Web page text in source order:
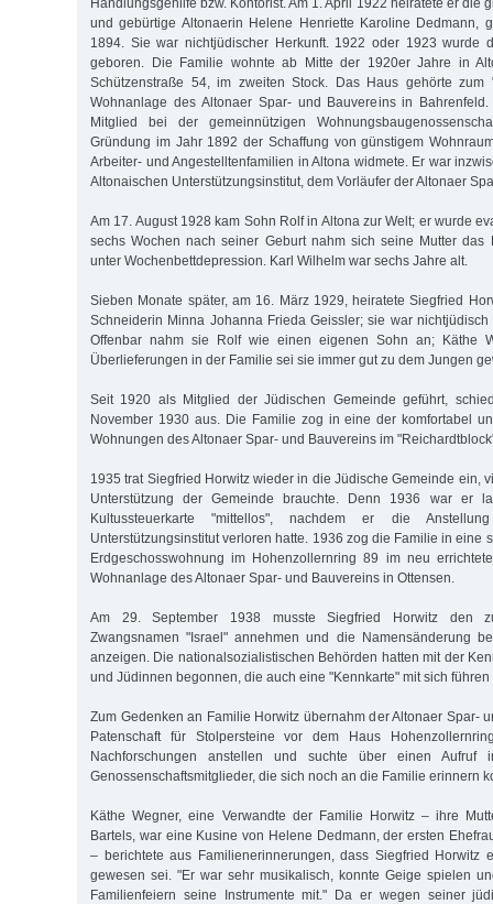
und gebürtige Altonaerin Helene Henriette Karoline Dedmann,
1894. Sie war nichtjüdischer Herkunft. 1922 oder 1923 wurde
geboren. Die Familie wohnte ab Mitte der 1920er Jahre in
Schützenstraße 54, im zweiten Stock. Das Haus gehörte zum
Wohnanlage des Altonaer Spar- und Bauvereins in
Mitglied bei der gemeinnützigen
Gründung im Jahr 1892 der Schaffung von günstigem
Arbeiter- und Angestelltenfamilien in Altona widmete. Er war
Altonaischen Unterstützungsinstitut, dem Vorläufer der Altonaer
Am 17. August 1928 kam Sohn Rolf in Altona zur Welt; er wurde
sechs Wochen nach seiner Geburt nahm sich seine Mutter das
unter Wochenbettdepression. Karl Wilhelm war sechs Jahre alt.
Sieben Monate später, am 16. März 1929, heiratete Siegfried
Schneiderin Minna Johanna Frieda Geissler; sie war
Offenbar nahm sie Rolf wie einen eigenen Sohn an; Käthe
Überlieferungen in der Familie sei sie immer gut zu dem Jungen
Seit 1920 als Mitglied der Jüdischen Gemeinde geführt,
November 1930 aus. Die Familie zog in eine der komfortabel
Wohnungen des Altonaer Spar- und Bauvereins im
1935 trat Siegfried Horwitz wieder in die Jüdische Gemeinde ein,
Unterstützung der Gemeinde brauchte. Denn 1936 war er
Kultussteuerkarte "mittellos", nachdem er die
Unterstützungsinstitut verloren hatte. 1936 zog die Familie in eine
Erdgeschosswohnung im Hohenzollernring 89 im neu
Wohnanlage des Altonaer Spar- und Bauvereins in Ottensen.
Am 29. September 1938 musste Siegfried Horwitz den
Zwangsnamen "Israel" annehmen und die Namensänderung
anzeigen. Die nationalsozialistischen Behörden hatten mit der
und Jüdinnen begonnen, die auch eine "Kennkarte" mit sich führen
Zum Gedenken an Familie Horwitz übernahm der Altonaer Spar-
Patenschaft für Stolpersteine vor dem Haus
Nachforschungen anstellen und suchte über einen Aufruf
Genossenschaftsmitglieder, die sich noch an die Familie erinnern
Käthe Wegner, eine Verwandte der Familie Horwitz – ihre
Bartels, war eine Kusine von Helene Dedmann, der ersten
– berichtete aus Familienerinnerungen, dass Siegfried Horwitz
gewesen sei. "Er war sehr musikalisch, konnte Geige spielen
Familienfeiern seine Instrumente mit." Da er wegen seiner